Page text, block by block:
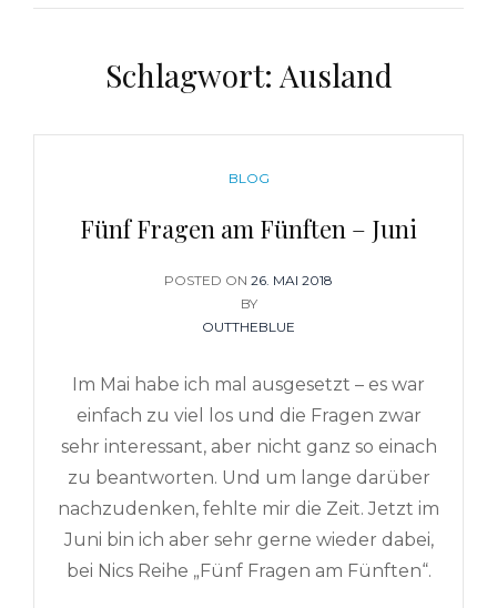
Schlagwort: Ausland
CATEGORIES
BLOG
Fünf Fragen am Fünften – Juni
POSTED ON POSTED
ON
26. MAI 2018
BY
OUTTHEBLUE
Im Mai habe ich mal ausgesetzt – es war
einfach zu viel los und die Fragen zwar
sehr interessant, aber nicht ganz so einach
zu beantworten. Und um lange darüber
nachzudenken, fehlte mir die Zeit. Jetzt im
Juni bin ich aber sehr gerne wieder dabei,
bei Nics Reihe „Fünf Fragen am Fünften“.